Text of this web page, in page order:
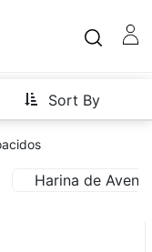
Sort By
Harina de Avena